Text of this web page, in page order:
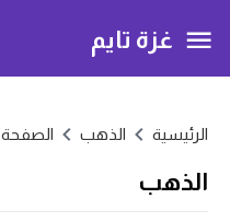
غزة تايم
الرئيسية الذهب الصفحة 2
الذهب